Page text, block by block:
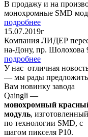
В продажу и на
монохромные SMD
подробнее
15.07.2019г
Компания ЛИДЕР
на-Дону, пр. Шолохова
подробнее
У нас отличная
— мы рады предложить
Вам новинку завода
Qaingli —
монохромный
модуль, изготовленный
по технологии SMD, с
шагом пикселя P10.